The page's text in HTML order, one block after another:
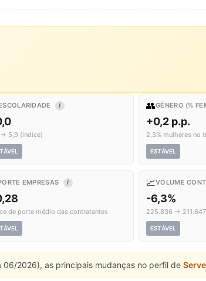
I
5,9 (índice)
👥GÊNERO (%
+0,2 p.p.
2,3% mulheres no
ESTÁVEL
EMPRESAS I
de porte médio das contratantes
📈VOLUME
-6,3%
225.836 →
ESTÁVEL
2026), as principais mudanças no perfil de